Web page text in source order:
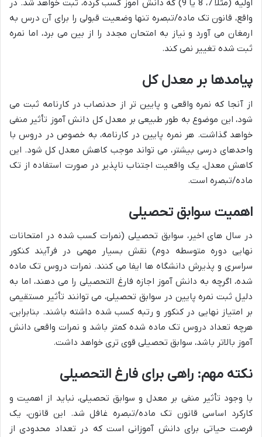
اولیه (مثلاً 7، 8 یا 9) که دانش آموز کسب کرده، ثبت خواهد شد. در
واقع، قانون تک ماده/تبصره تنها وضعیت قبولی را برای آن درس به
ارمغان می آورد و نیاز به امتحان مجدد را از بین می برد، اما نمره
ثبت شده تغییر نمی کند.
پیامدها بر معدل کل
از آنجا که نمره واقعی و پایین تر از حدنصاب در کارنامه ثبت می
شود، این موضوع به طور طبیعی بر معدل کل دانش آموز تأثیر منفی
خواهد گذاشت. هر نمره پایین در کارنامه، به خصوص در دروس با
واحدهای درسی بیشتر، می تواند موجب کاهش معدل کل شود. این
کاهش معدل، یک واقعیت اجتناب ناپذیر در صورت استفاده از تک
ماده/تبصره است.
اهمیت سوابق تحصیلی
در سال های اخیر، سوابق تحصیلی (نمرات کسب شده در امتحانات
نهایی دوره متوسطه دوم) نقش بسیار مهمی در فرآیند کنکور
سراسری و پذیرش دانشگاه ها ایفا می کنند. نمرات دروس تک ماده
شده، اگرچه به دانش آموز اجازه فارغ التحصیلی را می دهند، اما به
دلیل ثبت نمره پایین در سوابق تحصیلی، می توانند تأثیر مستقیمی
بر امتیاز نهایی در کنکور و رتبه کسب شده داشته باشند. بنابراین،
هرچه تعداد دروس تک ماده شده کمتر باشد و نمرات واقعی دانش
آموز بالاتر باشد، سوابق تحصیلی قوی تری خواهد داشت.
نکته مهم: راهی برای فارغ التحصیلی
با وجود تأثیر منفی بر معدل و سوابق تحصیلی، نباید از اهمیت و
کارکرد اساسی قانون تک ماده/تبصره غافل شد. این قانون، یک
فرصت حیاتی برای دانش آموزانی است که در تعداد محدودی از